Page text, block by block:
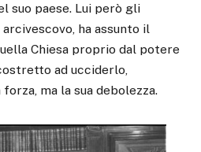
suo paese. Lui però gli
ha assunto il
Chiesa proprio dal potere
ad ucciderlo,
ma la sua debolezza.